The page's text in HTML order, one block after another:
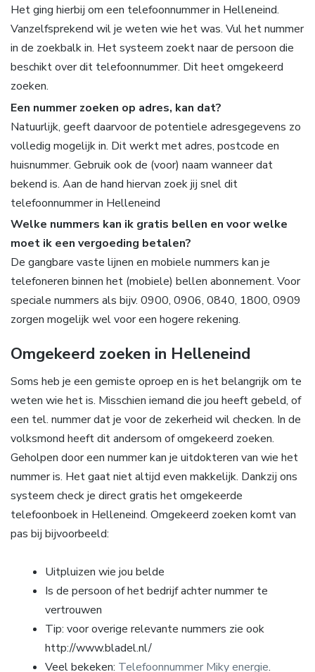
Het ging hierbij om een telefoonnummer in Helleneind.
Vanzelfsprekend wil je weten wie het was. Vul het nummer
in de zoekbalk in. Het systeem zoekt naar de persoon die
beschikt over dit telefoonnummer. Dit heet omgekeerd
zoeken.
Een nummer zoeken op adres, kan dat?
Natuurlijk, geeft daarvoor de potentiele adresgegevens zo
volledig mogelijk in. Dit werkt met adres, postcode en
huisnummer. Gebruik ook de (voor) naam wanneer dat
bekend is. Aan de hand hiervan zoek jij snel dit
telefoonnummer in Helleneind
Welke nummers kan ik gratis bellen en voor welke
moet ik een vergoeding betalen?
De gangbare vaste lijnen en mobiele nummers kan je
telefoneren binnen het (mobiele) bellen abonnement. Voor
speciale nummers als bijv. 0900, 0906, 0840, 1800, 0909
zorgen mogelijk wel voor een hogere rekening.
Omgekeerd zoeken in Helleneind
Soms heb je een gemiste oproep en is het belangrijk om te
weten wie het is. Misschien iemand die jou heeft gebeld, of
een tel. nummer dat je voor de zekerheid wil checken. In de
volksmond heeft dit andersom of omgekeerd zoeken.
Geholpen door een nummer kan je uitdokteren van wie het
nummer is. Het gaat niet altijd even makkelijk. Dankzij ons
systeem check je direct gratis het omgekeerde
telefoonboek in Helleneind. Omgekeerd zoeken komt van
pas bij bijvoorbeeld:
Uitpluizen wie jou belde
Is de persoon of het bedrijf achter nummer te
vertrouwen
Tip: voor overige relevante nummers zie ook
http://www.bladel.nl/
Veel bekeken: Telefoonnummer Miky energie.